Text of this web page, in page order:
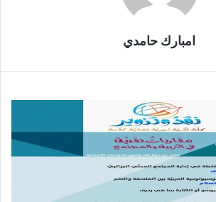
امبارك حامدي